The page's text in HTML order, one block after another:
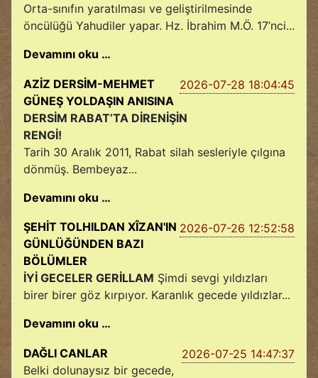
Orta-sınıfın yaratılması ve geliştirilmesinde
öncülüğü Yahudiler yapar. Hz. İbrahim M.Ö. 17’nci...
Devamını oku …
2026-07-28 18:04:45
AZİZ DERSİM-MEHMET
GÜNEŞ YOLDAŞIN ANISINA
DERSİM RABAT’TA DİRENİŞİN
RENGİ!
Tarih 30 Aralık 2011, Rabat silah sesleriyle çılgına
dönmüş. Bembeyaz...
Devamını oku …
2026-07-26 12:52:58
ŞEHİT TOLHILDAN XÎZAN'IN
GÜNLÜĞÜNDEN BAZI
BÖLÜMLER
İYİ GECELER GERİLLAM Şimdi sevgi yıldızları
birer birer göz kırpıyor. Karanlık gecede yıldızlar...
Devamını oku …
2026-07-25 14:47:37
DAĞLI CANLAR
Belki dolunaysız bir gecede,